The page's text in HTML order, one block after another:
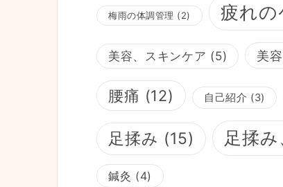
梅雨の体調管理 (2) 疲れの
美容、スキンケア (5) 美
腰痛 (12) 自己紹介 (3)
足揉み (15) 足揉
鍼灸 (4)